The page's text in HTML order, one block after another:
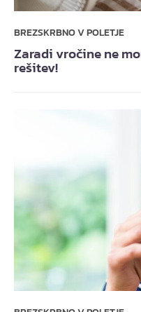
BREZSKRBNO V POLETJE
Zaradi vročine ne
rešitev!